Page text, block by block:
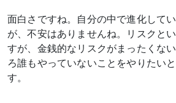
面白さですね。自分の中で進化して
が、不安はありませんね。リスクと
すが、金銭的なリスクがまったくな
ろ誰もやっていないことをやりたい
す。